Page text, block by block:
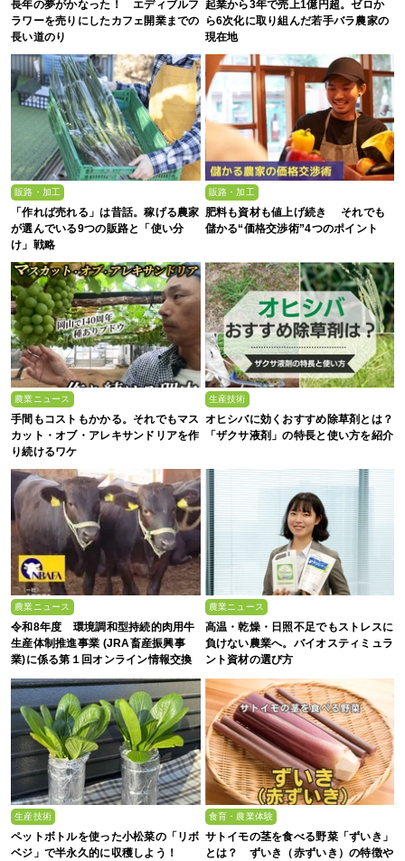
長年の夢がかなった！ エディブルフ
ラワーを売りにしたカフェ開業までの
長い道のり
起業から3年で売上1億円超。ゼロか
ら6次化に取り組んだ若手バラ農家の
現在地
販路・加工
「作れば売れる」は昔話。稼げる農家
が選んでいる9つの販路と「使い分
け」戦略
販路・加工
肥料も資材も値上げ続き それでも
儲かる“価格交渉術”4つのポイント
農業ニュース
手間もコストもかかる。それでもマス
カット・オブ・アレキサンドリアを作
り続けるワケ
生産技術
オヒシバに効くおすすめ除草剤とは？
「ザクサ液剤」の特長と使い方を紹介
農業ニュース
令和8年度 環境調和型持続的肉用牛
生産体制推進事業 (JRA畜産振興事
業)に係る第１回オンライン情報交換
会
農業ニュース
高温・乾燥・日照不足でもストレスに
負けない農業へ。バイオスティミュラ
ント資材の選び方
生産技術
ペットボトルを使った小松菜の「リボ
ベジ」で半永久的に収穫しよう！
食育・農業体験
サトイモの茎を食べる野菜「ずいき」
とは？ ずいき（赤ずいき）の特徴や